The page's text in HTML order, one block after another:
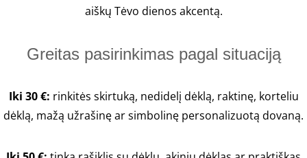
aiškų Tėvo dienos akcentą.
Greitas pasirinkimas pagal situaciją
Iki 30 €: rinkitės skirtuką, nedidelį dėklą, raktinę, korteliu
dėklą, mažą užrašinę ar simbolinę personalizuotą dovaną.